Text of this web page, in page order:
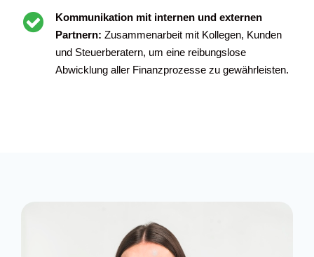
Kommunikation mit internen und externen
Partnern: Zusammenarbeit mit Kollegen, Kunden
und Steuerberatern, um eine reibungslose
Abwicklung aller Finanzprozesse zu gewährleisten.